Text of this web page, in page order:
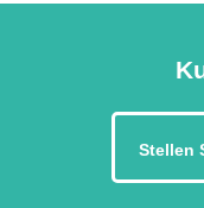
Stellen